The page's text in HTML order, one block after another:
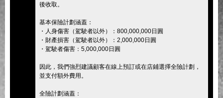
後收取。
基本保險計劃涵蓋：
・人身傷害（駕駛者以外）：800,000,000日圓
・財產損害（駕駛者以外）：2,000,000日圓
・駕駛者傷害：5,000,000日圓
因此，我們強烈建議顧客在線上預訂或在店鋪選擇全險計劃，
並支付額外費用。
全險計劃涵蓋：